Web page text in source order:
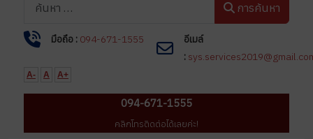
การค้นหา
มือถือ : 094-671-1555
อีเมล์
:
A- A A+
094-671-1555
คลิกโทรติดต่อได้เลยค่ะ!